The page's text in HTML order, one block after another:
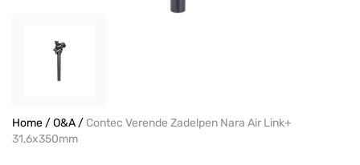
Home/O&A/ Contec Verende Zadelpen Nara Air Link+
31,6x350mm